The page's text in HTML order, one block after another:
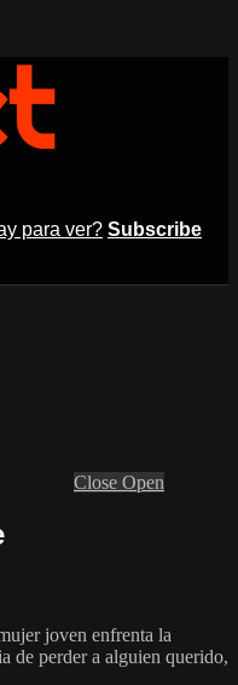
para ver? Subscribe
Close Open
joven enfrenta la
de perder a alguien querido,